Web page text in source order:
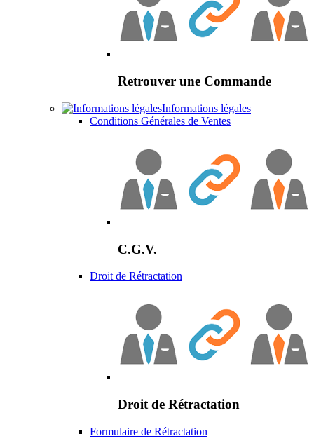
Retrouver une Commande
Informations légales
Conditions Générales de Ventes
C.G.V.
Droit de Rétractation
Droit de Rétractation
Formulaire de Rétractation